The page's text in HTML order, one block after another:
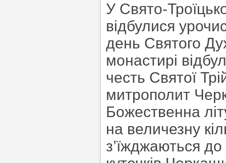
У Свято-
відбулися
день Святого
монастирі
честь Святої
митрополит
Божественна
на величезну
з’їжджаються